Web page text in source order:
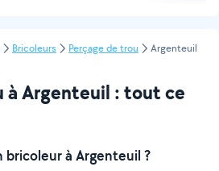
Bricoleurs Perçage de trou Argenteuil
à Argenteuil : tout ce
à Argenteuil ?